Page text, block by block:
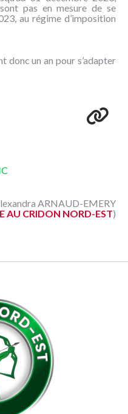
pas en mesure de se
au régime d’imposition
donc un an pour s’adapter
ARNAUD-EMERY
AU CRIDON NORD-EST)